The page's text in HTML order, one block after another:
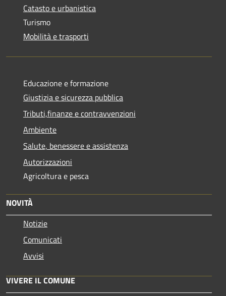
Catasto e urbanistica
Turismo
Mobilità e trasporti
Educazione e formazione
Giustizia e sicurezza pubblica
Tributi,finanze e contravvenzioni
Ambiente
Salute, benessere e assistenza
Autorizzazioni
Agricoltura e pesca
NOVITÀ
Notizie
Comunicati
Avvisi
VIVERE IL COMUNE